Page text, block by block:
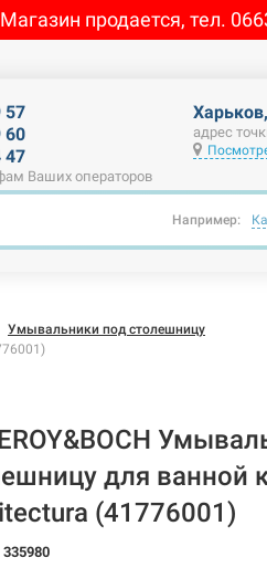
продается, тел.
57
60
47
Ваших операторов
адрес
Например:
Умывальники под столешницу
для ванной
(41776001)
335980